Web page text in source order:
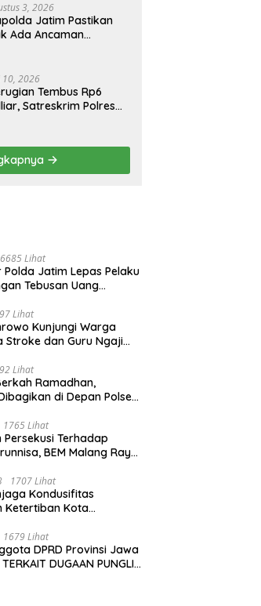
3, 2026
Jatim Pastikan
Ada Ancaman
Hoaks
10, 2026
Tembus Rp6
Satreskrim Polres
Bodong
Lihat
Polda Jatim Lepas Pelaku
Tebusan Uang
Lihat
Kunjungi Warga
Stroke dan Guru Ngaji
Lihat
Ramadhan,
di Depan Polsek
1765 Lihat
Terhadap
BEM Malang Raya
1707 Lihat
Kondusifitas
Ketertiban Kota
1679 Lihat
DPRD Provinsi Jawa
DUGAAN PUNGLI